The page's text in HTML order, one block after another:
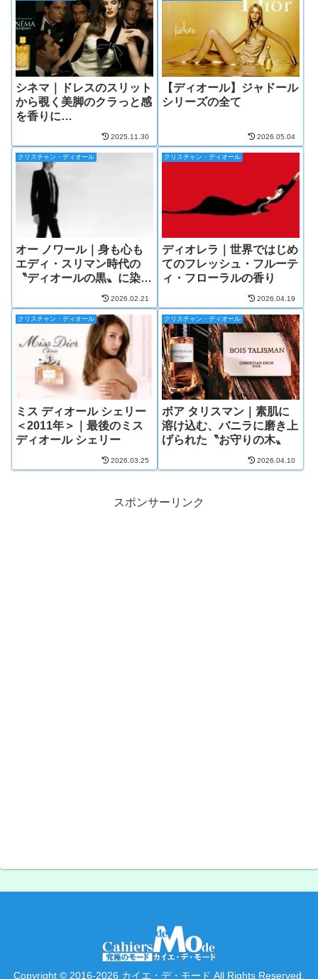
シネマ｜ドレスのスリット
から覗く美脚のクラっと感
を香りに…
2025.11.30
【ディオール】ジャドール
シリーズの全て
2026.05.04
クリスチャン・ディオール
オー ノワール｜身も心も
エディ・スリマン時代の
〝ディオールの黒〟に染ま
2026.02.21
クリスチャン・ディオール
ディオレラ｜世界ではじめ
てのフレッシュ・フルーテ
ィ・フローラルの香り
2026.04.19
クリスチャン・ディオール
ミス ディオール シェリー
＜2011年＞｜最後のミス
ディオール シェリー
2026.03.25
クリスチャン・ディオール
ボア タリスマン｜素肌に
溶け込む、バニラに磨き上
げられた〝お守りの木〟
2026.04.10
スポンサーリンク
Copyright © 2016-2026 カイエ・デ・モード All Rights Reserved.